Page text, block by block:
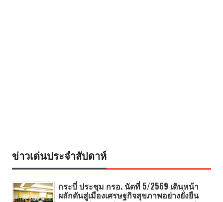
ข่าวเด่นประจำสัปดาห์
กระบี่ ประชุม กรอ. นัดที่ 5/2569 เดินหน้า
ผลักดันสู่เมืองเศรษฐกิจสุขภาพอย่างยั่งยืน